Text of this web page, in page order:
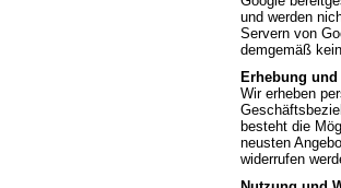
und werden
Servern von
demgemäß
Erhebung
Wir erheben
besteht die
neusten
widerrufen